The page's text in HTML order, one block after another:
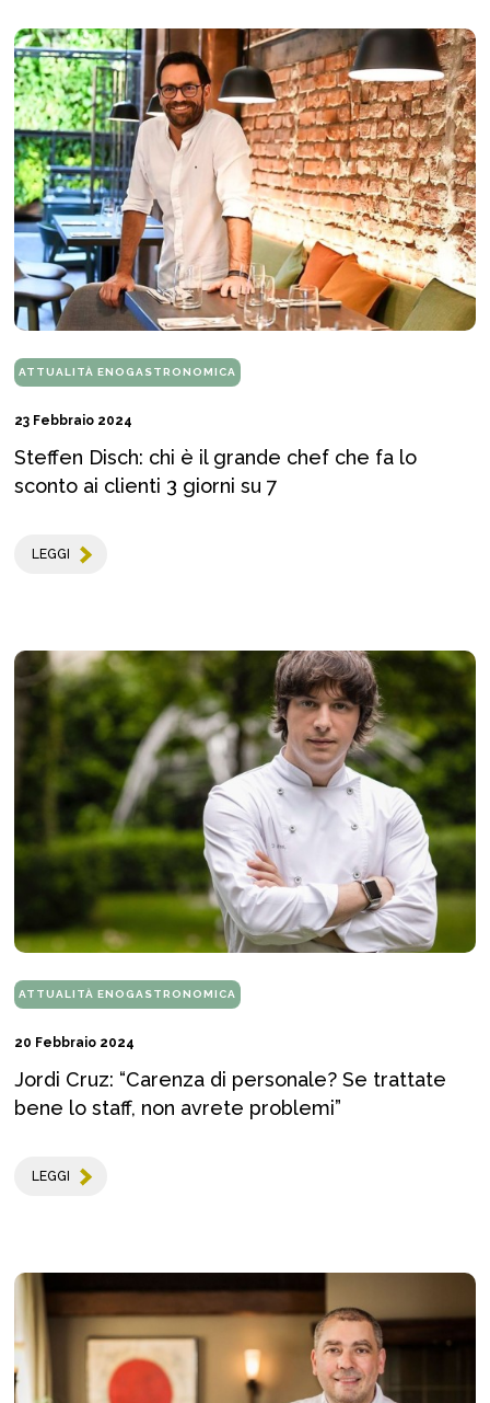
ATTUALITÀ ENOGASTRONOMICA
23 Febbraio 2024
Steffen Disch: chi è il grande chef che fa lo
sconto ai clienti 3 giorni su 7
LEGGI
ATTUALITÀ ENOGASTRONOMICA
20 Febbraio 2024
Jordi Cruz: “Carenza di personale? Se trattate
bene lo staff, non avrete problemi”
LEGGI